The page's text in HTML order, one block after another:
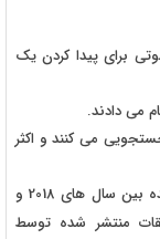
برای پیدا کردن یک
می کنند و اکثر
خرید اسپیکر های هوشمند در خانه های ایالات متحده بین سال های 2018 و
منتشر شده توسط